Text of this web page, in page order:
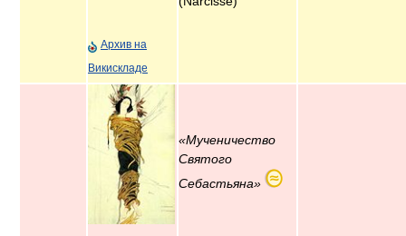
Архив на
Викискладе
«Мученичество
Святого
Себастьяна»